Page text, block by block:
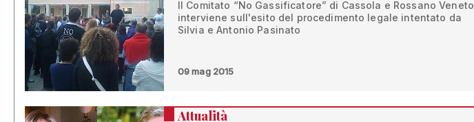
Il Comitato “No Gassificatore” di Cassola e Rossano Veneto
interviene sull'esito del procedimento legale intentato da
Silvia e Antonio Pasinato
09 mag 2015
Attualità